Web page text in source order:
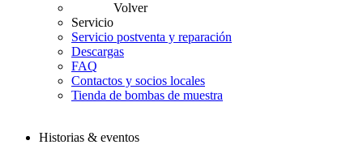
Volver
Servicio
Servicio postventa y reparación
Descargas
FAQ
Contactos y socios locales
Tienda de bombas de muestra
Historias & eventos